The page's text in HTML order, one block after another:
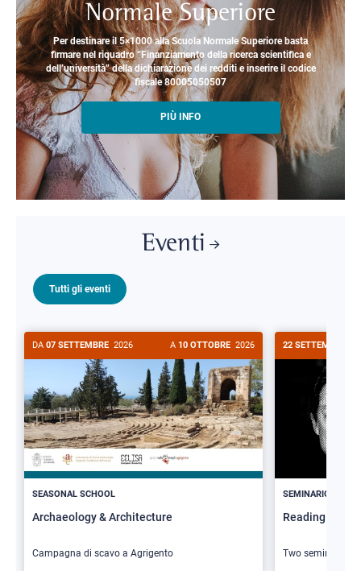
Normale Superiore
Per destinare il 5×1000 alla Scuola Normale Superiore basta
firmare nel riquadro “Finanziamento della ricerca scientifica e
dell’università” della dichiarazione dei redditi e inserire il codice
fiscale 80005050507
PIÙ INFO
Eventi
Tutti gli eventi
DA 07 SETTEMBRE 2026 A 10 OTTOBRE 2026
SEASONAL SCHOOL
Archaeology & Architecture
Campagna di scavo a Agrigento
22 SETTEMBRE
SEMINARIO
Reading
Two seminars